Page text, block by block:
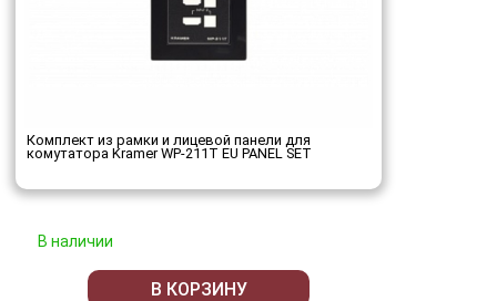
Комплект из рамки и лицевой панели для
комутатора Kramer WP-211T EU PANEL SET
В наличии
В КОРЗИНУ